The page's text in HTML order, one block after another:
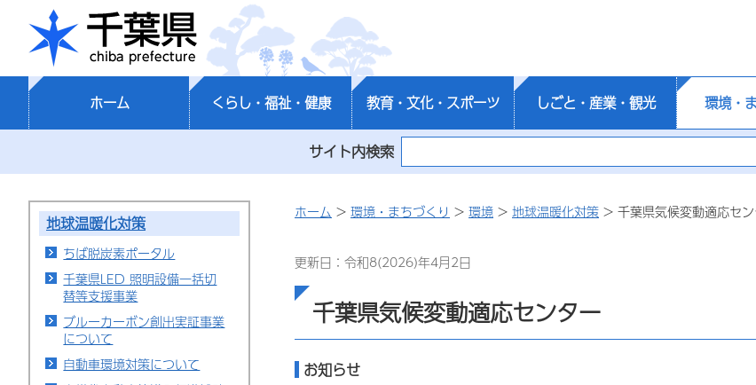
千葉県
ホーム くらし・福祉・健康 教育・文化・スポーツ しごと・産業・観光 環境・
サイト内検索
地球温暖化対策
ちば脱炭素ポータル
千葉県LED 照明設備一括切
替等支援事業
ブルーカーボン創出実証事業
について
自動車環境対策について
ホーム > 環境・まちづくり > 環境 > 地球温暖化対策 > 千葉県気候変動適応セ
更新日：令和8(2026)年4月2日
千葉県気候変動適応センター
お知らせ